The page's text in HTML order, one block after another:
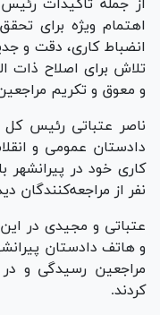
از جمله تاکیدات
اهتمام ویژه برای
انضباط کاری، دقت و
تلاش برای اصلاح ذات
و معوق و تکریم
ناصر عتباتی رئیس کل
دادستان عمومی و
نفر از مراجعه‌کنندگان
عتباتی و مجیدی در
و هاتف دادستان
مراجعین رسیدگی و
کردند.